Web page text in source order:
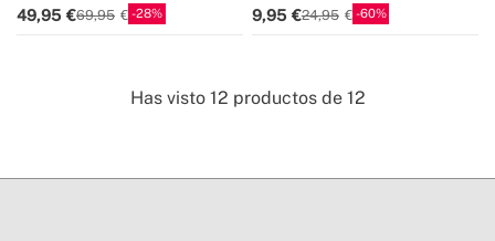
49,95 69,95 28 9,95 24,95 60
Has visto 12 productos de 12